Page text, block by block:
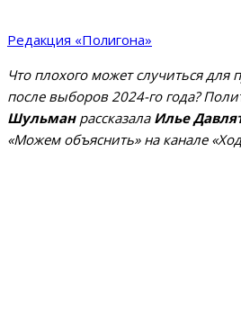
Редакция «Полигона»
Что плохого может случиться для
после выборов 2024-го года?
Шульманрассказала Илье
«Можем объяснить» на канале